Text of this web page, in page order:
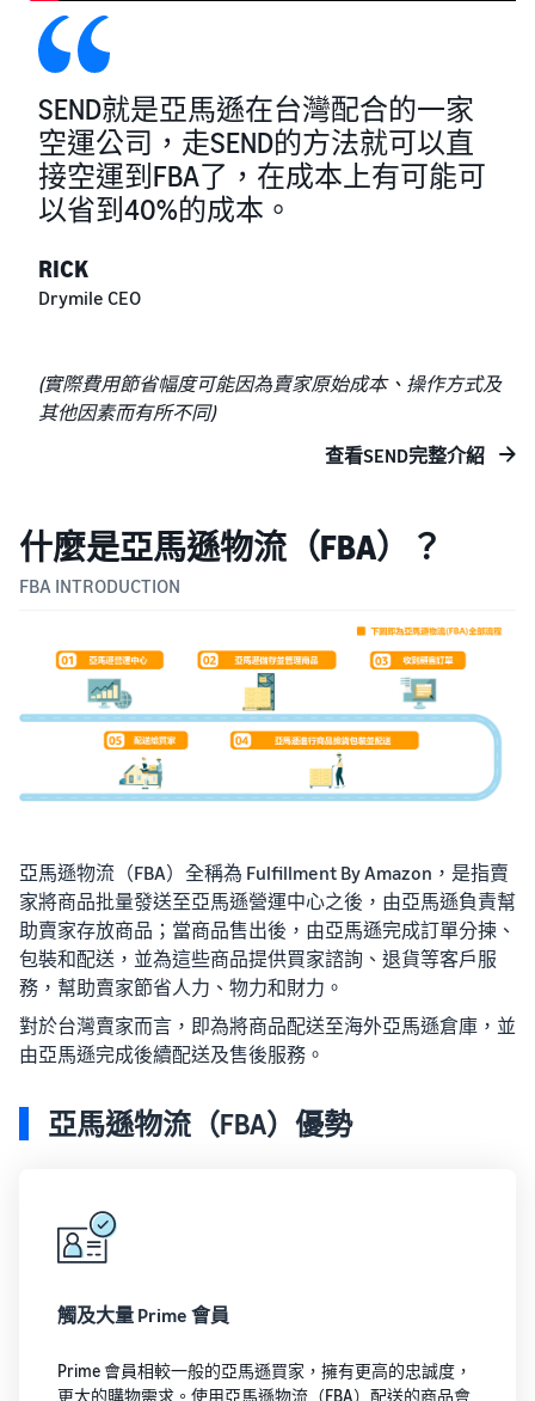
SEND就是亞馬遜在台灣配合的一家
空運公司，走SEND的方法就可以直
接空運到FBA了，在成本上有可能可
以省到40%的成本。
RICK
Drymile CEO
(實際費用節省幅度可能因為賣家原始成本、操作方式及
其他因素而有所不同)
查看SEND完整介紹
什麼是亞馬遜物流（FBA）？
FBA INTRODUCTION
亞馬遜物流（FBA）全稱為 Fulfillment By Amazon，是指賣
家將商品批量發送至亞馬遜營運中心之後，由亞馬遜負責幫
助賣家存放商品；當商品售出後，由亞馬遜完成訂單分揀、
包裝和配送，並為這些商品提供買家諮詢、退貨等客戶服
務，幫助賣家節省人力、物力和財力。
對於台灣賣家而言，即為將商品配送至海外亞馬遜倉庫，並
由亞馬遜完成後續配送及售後服務。
亞馬遜物流（FBA）優勢
觸及大量 Prime 會員
Prime 會員相較一般的亞馬遜買家，擁有更高的忠誠度，
更大的購物需求。使用亞馬遜物流（FBA）配送的商品會